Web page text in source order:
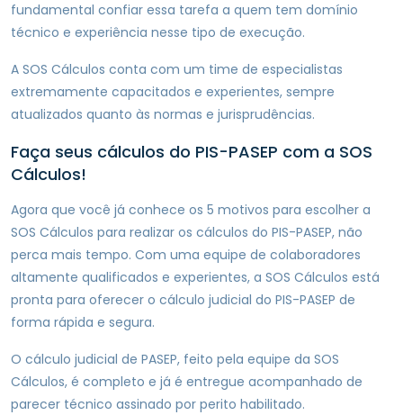
fundamental confiar essa tarefa a quem tem domínio
técnico e experiência nesse tipo de execução.
A SOS Cálculos conta com um time de especialistas
extremamente capacitados e experientes, sempre
atualizados quanto às normas e jurisprudências.
Faça seus cálculos do PIS-PASEP com a SOS
Cálculos!
Agora que você já conhece os 5 motivos para escolher a
SOS Cálculos para realizar os cálculos do PIS-PASEP, não
perca mais tempo. Com uma equipe de colaboradores
altamente qualificados e experientes, a SOS Cálculos está
pronta para oferecer o cálculo judicial do PIS-PASEP de
forma rápida e segura.
O cálculo judicial de PASEP, feito pela equipe da SOS
Cálculos, é completo e já é entregue acompanhado de
parecer técnico assinado por perito habilitado.